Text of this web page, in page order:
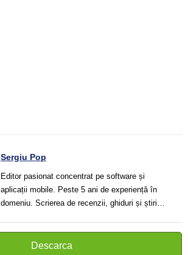
Sergiu Pop
Editor pasionat concentrat pe software și
aplicații mobile. Peste 5 ani de experiență în
domeniu. Scrierea de recenzii, ghiduri și știri.
cititorii să înțeleagă și să folosească mai bine
tehnologia modernă.
Descarca